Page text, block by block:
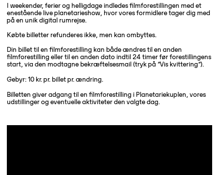
I weekender, ferier og helligdage indledes filmforestillingen med et
enestående live planetarieshow, hvor vores formidlere tager dig med
på en unik digital rumrejse.
Købte billetter refunderes ikke, men kan ombyttes.
Din billet til en filmforestilling kan både ændres til en anden
filmforestilling eller til en anden dato indtil 24 timer før forestillingens
start, via den modtagne bekræftelsesmail (tryk på ”Vis kvittering”).
Gebyr: 10 kr. pr. billet pr. ændring.
Billetten giver adgang til en filmforestilling i Planetariekuplen, vores
udstillinger og eventuelle aktiviteter den valgte dag.